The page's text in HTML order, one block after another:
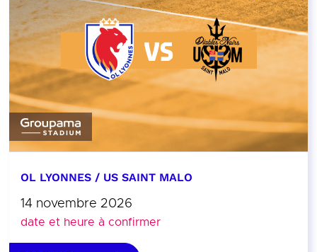
OL LYONNES / US SAINT MALO
14 novembre 2026
date et heure à confirmer